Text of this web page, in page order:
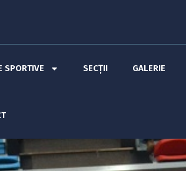
SPORTIVE SECȚII GALERIE